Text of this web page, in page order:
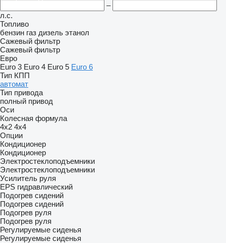
–
л.с.
Топливо
бензин газ дизель этанол
Сажевый фильтр
Сажевый фильтр
Евро
Euro 3 Euro 4 Euro 5 Euro 6
Тип КПП
автомат
Тип привода
полный привод
Оси
Колесная формула
4x2 4x4
Опции
Кондиционер
Кондиционер
Электростеклоподъемники
Электростеклоподъемники
Усилитель руля
EPS гидравлический
Подогрев сидений
Подогрев сидений
Подогрев руля
Подогрев руля
Регулируемые сиденья
Регулируемые сиденья